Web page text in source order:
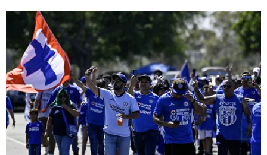
Cruz Azul HOY: Atlante, Rotondi, Lira y Santi
Giménez